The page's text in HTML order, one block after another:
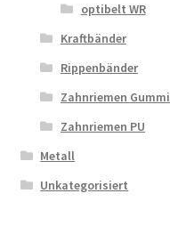
optibelt WR
Kraftbänder
Rippenbänder
Zahnriemen Gummi
Zahnriemen PU
Metall
Unkategorisiert